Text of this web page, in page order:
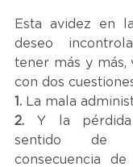
Esta avidez en
deseo
tener más y más,
con dos
1. La mala
2. Y la
sentido de
consecuencia